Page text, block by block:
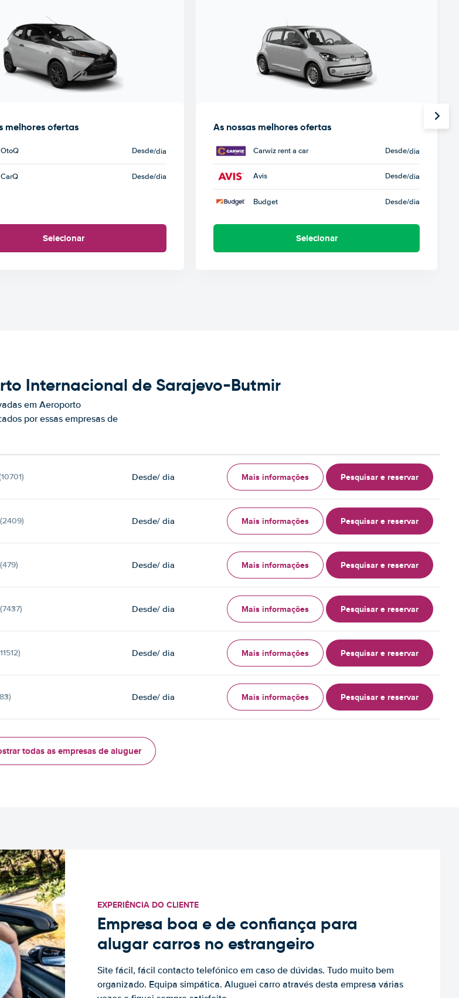
melhores ofertas
OtoQ Desde/dia
CarQ Desde/dia
Selecionar
As nossas melhores ofertas
Carwiz rent a car Desde/dia
Avis Desde/dia
Budget Desde/dia
Selecionar
Internacional de Sarajevo-Butmir
em Aeroporto
por essas empresas de
Desde/ dia Mais informações Pesquisar e reservar
(2409) Desde/ dia Mais informações Pesquisar e reservar
(479) Desde/ dia Mais informações Pesquisar e reservar
(7437) Desde/ dia Mais informações Pesquisar e reservar
Desde/ dia Mais informações Pesquisar e reservar
Desde/ dia Mais informações Pesquisar e reservar
todas as empresas de aluguer
EXPERIÊNCIA DO CLIENTE
Empresa boa e de confiança para
alugar carros no estrangeiro
Site fácil, fácil contacto telefónico em caso de dúvidas. Tudo muito bem
organizado. Equipa simpática. Aluguei carro através desta empresa várias